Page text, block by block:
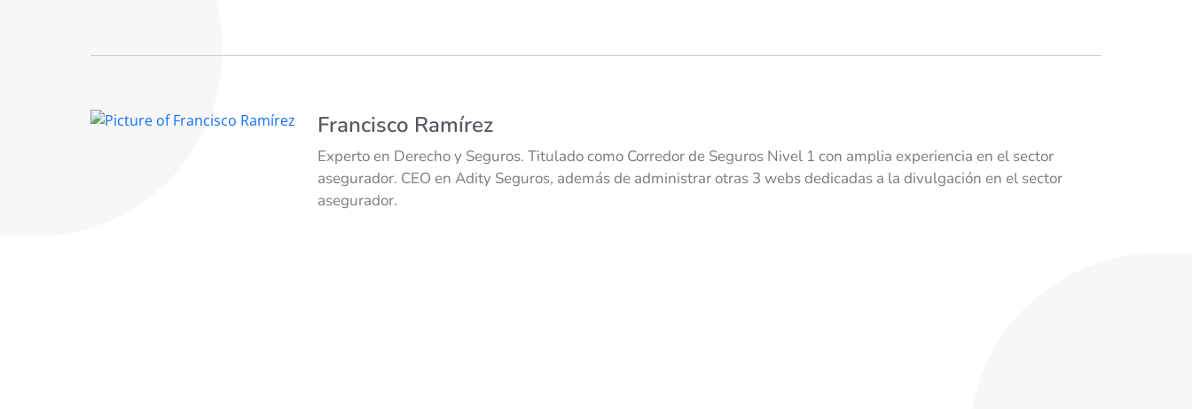
Francisco Ramírez
Experto en Derecho y Seguros. Titulado como Corredor de Seguros Nivel 1 con amplia experiencia en el sector
asegurador. CEO en Adity Seguros, además de administrar otras 3 webs dedicadas a la divulgación en el sector
asegurador.